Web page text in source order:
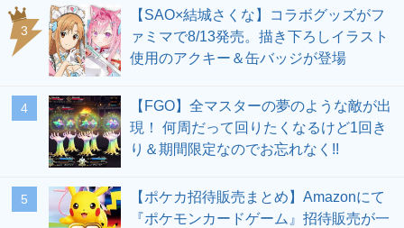
3
【SAO×結城さくな】コラボグッズがフ
ァミマで8/13発売。描き下ろしイラスト
使用のアクキー＆缶バッジが登場
4
【FGO】全マスターの夢のような敵が出
現！ 何周だって回りたくなるけど1回き
り＆期間限定なのでお忘れなく!!
5
【ポケカ招待販売まとめ】Amazonにて
『ポケモンカードゲーム』招待販売が一